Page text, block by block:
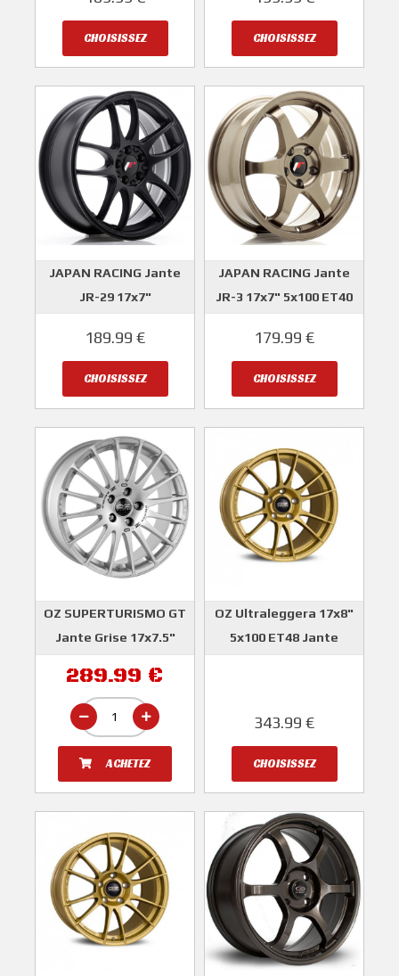
JAPAN RACING
CHOISISSEZ
JAPAN RACING
CHOISISSEZ
JAPAN RACING Jante
JR-29 17x7"
JAPAN RACING
189.99 €
CHOISISSEZ
JAPAN RACING Jante
JR-3 17x7" 5x100 ET40
179.99 €
CHOISISSEZ
OZ SUPERTURISMO GT
Jante Grise 17x7.5"
OZ
289.99 €
ACHETEZ
OZ Ultraleggera 17x8"
5x100 ET48 Jante
343.99 €
CHOISISSEZ